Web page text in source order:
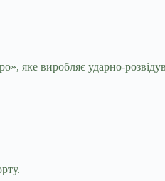
яке виробляє ударно-